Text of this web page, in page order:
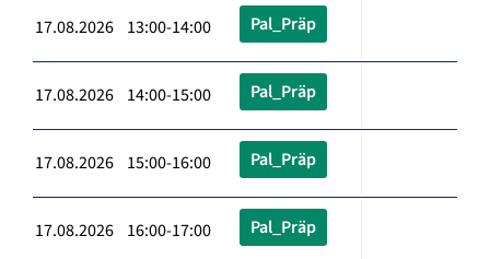
17.08.2026 13:00-14:00 Pal_Präp
17.08.2026 14:00-15:00 Pal_Präp
17.08.2026 15:00-16:00 Pal_Präp
17.08.2026 16:00-17:00 Pal_Präp